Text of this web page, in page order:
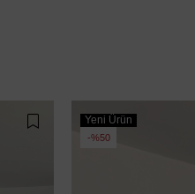
Yeni Ürün
%50